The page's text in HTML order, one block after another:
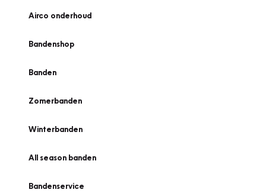
Airco onderhoud
Bandenshop
Banden
Zomerbanden
Winterbanden
All season banden
Bandenservice